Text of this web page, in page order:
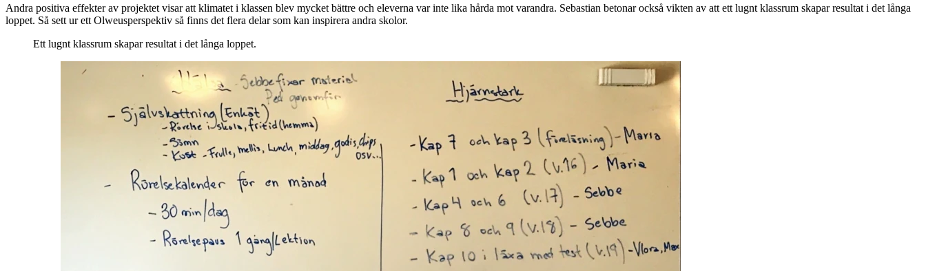
Andra positiva effekter av projektet visar att klimatet i klassen blev mycket bättre och eleverna var inte lika hårda mot varandra. Sebastian betonar också vikten av att ett lugnt klassrum skapar resultat i det långa
loppet. Så sett ur ett Olweusperspektiv så finns det flera delar som kan inspirera andra skolor.
Ett lugnt klassrum skapar resultat i det långa loppet.